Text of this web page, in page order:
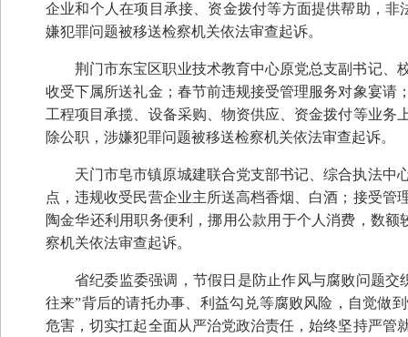
企业和个人在项目承接、资金拨付等方面提供帮助，
嫌犯罪问题被移送检察机关依法审查起诉。
荆门市东宝区职业技术教育中心原党总支副书记、
收受下属所送礼金；春节前违规接受管理服务对象宴请
工程项目承揽、设备采购、物资供应、资金拨付等业务
除公职，涉嫌犯罪问题被移送检察机关依法审查起诉。
天门市皂市镇原城建联合党支部书记、综合执法中
点，违规收受民营企业主所送高档香烟、白酒；接受
陶金华还利用职务便利，挪用公款用于个人消费，数
察机关依法审查起诉。
省纪委监委强调，节假日是防止作风与腐败问题
往来”背后的请托办事、利益勾兑等腐败风险，自觉做
危害，切实扛起全面从严治党政治责任，始终坚持严管